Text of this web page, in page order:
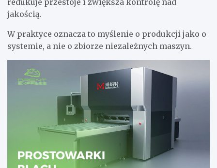
jakością.
W praktyce oznacza to myślenie o produkcji jako o
systemie, a nie o zbiorze niezależnych maszyn.